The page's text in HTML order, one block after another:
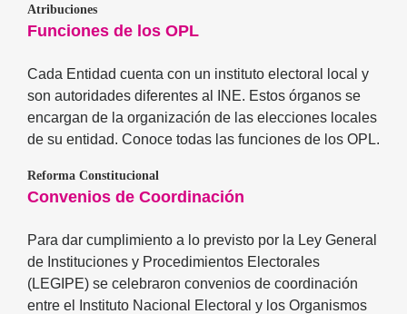
Atribuciones
Funciones de los OPL
Cada Entidad cuenta con un instituto electoral local y
son autoridades diferentes al INE. Estos órganos se
encargan de la organización de las elecciones locales
de su entidad. Conoce todas las funciones de los OPL.
Reforma Constitucional
Convenios de Coordinación
Para dar cumplimiento a lo previsto por la Ley General
de Instituciones y Procedimientos Electorales
(LEGIPE) se celebraron convenios de coordinación
entre el Instituto Nacional Electoral y los Organismos